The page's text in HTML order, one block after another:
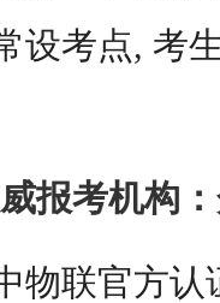
设考点, 考
报考机构
物联官方认